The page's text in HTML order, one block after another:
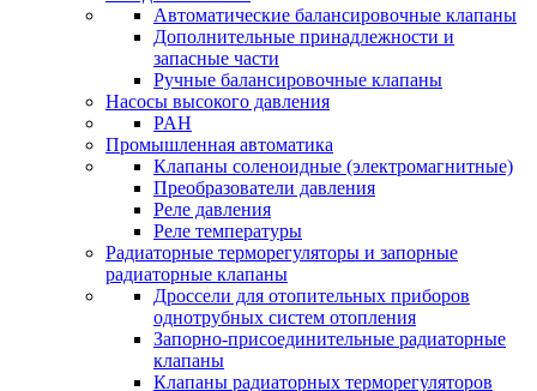
Автоматические балансировочные клапаны
Дополнительные принадлежности и
запасные части
Ручные балансировочные клапаны
Насосы высокого давления
PAH
Промышленная автоматика
Клапаны соленоидные (электромагнитные)
Преобразователи давления
Реле давления
Реле температуры
Радиаторные терморегуляторы и запорные
радиаторные клапаны
Дроссели для отопительных приборов
однотрубных систем отопления
Запорно-присоединительные радиаторные
клапаны
Клапаны радиаторных терморегуляторов